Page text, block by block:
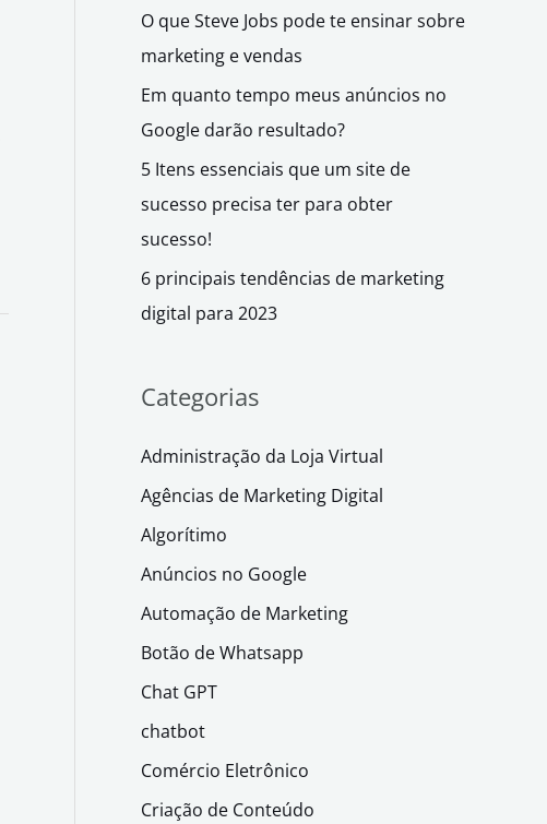
O que Steve Jobs pode te ensinar sobre
marketing e vendas
Em quanto tempo meus anúncios no
Google darão resultado?
5 Itens essenciais que um site de
sucesso precisa ter para obter
sucesso!
6 principais tendências de marketing
digital para 2023
Categorias
Administração da Loja Virtual
Agências de Marketing Digital
Algorítimo
Anúncios no Google
Automação de Marketing
Botão de Whatsapp
Chat GPT
chatbot
Comércio Eletrônico
Criação de Conteúdo